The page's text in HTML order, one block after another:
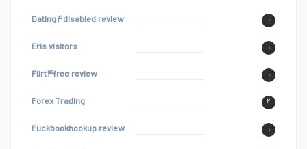
Dating۴disabled review ۱
Eris visitors ۱
Flirt۴free review ۱
Forex Trading ۲
Fuckbookhookup review ۱